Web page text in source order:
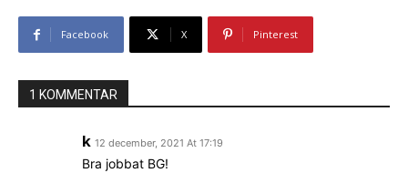
Facebook X Pinterest
1 KOMMENTAR
k 12 december, 2021 At 17:19
Bra jobbat BG!